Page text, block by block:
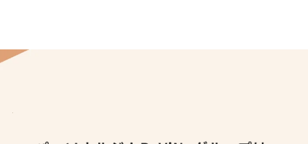
パーソナルジムReViNaグループは